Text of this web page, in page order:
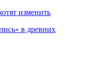
изменить
в древних